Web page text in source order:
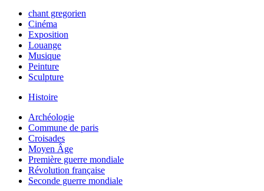
chant gregorien
Cinéma
Exposition
Louange
Musique
Peinture
Sculpture
Histoire
Archéologie
Commune de paris
Croisades
Moyen Âge
Première guerre mondiale
Révolution française
Seconde guerre mondiale